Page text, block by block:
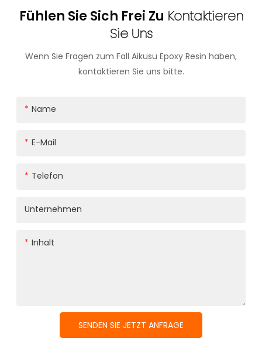
Fühlen Sie Sich Frei Zu Kontaktieren
Sie Uns
Wenn Sie Fragen zum Fall Aikusu Epoxy Resin haben,
kontaktieren Sie uns bitte.
Name
E-Mail
Telefon
Unternehmen
Inhalt
SENDEN SIE JETZT ANFRAGE